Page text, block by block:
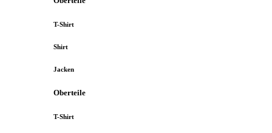
T-Shirt
Shirt
Jacken
Oberteile
T-Shirt